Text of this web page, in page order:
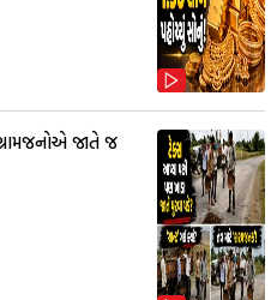
જાતે જ